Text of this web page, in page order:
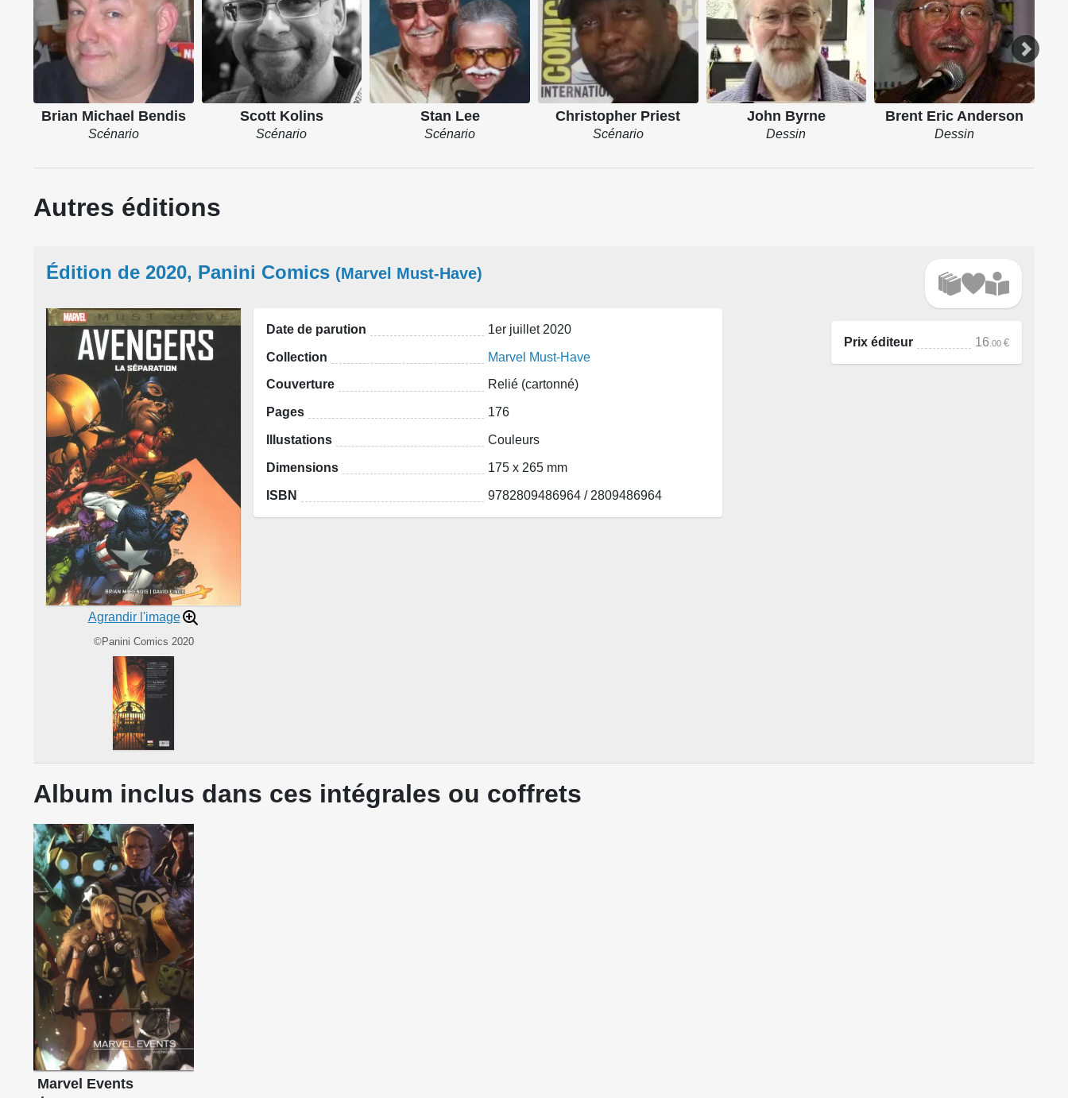
Brian Michael Bendis
Scénario
Scott Kolins
Scénario
Stan Lee
Scénario
Christopher Priest
Scénario
John Byrne
Dessin
Brent Eric Anderson
Dessin
Autres éditions
Édition de 2020, Panini Comics (Marvel Must-Have)
Agrandir l'image
©Panini Comics 2020
Date de parution 1er juillet 2020
Collection Marvel Must-Have
Couverture Relié (cartonné)
Pages 176
Illustations Couleurs
Dimensions 175 x 265 mm
ISBN 9782809486964 / 2809486964
Prix éditeur 16 .00 €
Album inclus dans ces intégrales ou coffrets
Marvel Events